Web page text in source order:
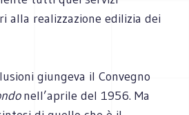
alla realizzazione edilizia dei
giungeva il Convegno
nell’aprile del 1956. Ma